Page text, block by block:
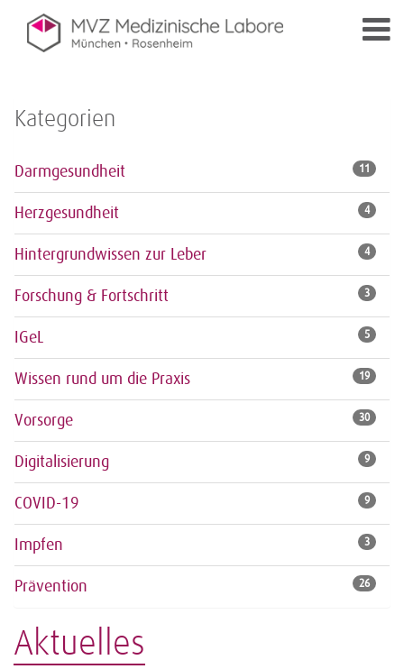
Kategorien
Darmgesundheit 11
Herzgesundheit 4
Hintergrundwissen zur Leber 4
Forschung & Fortschritt 3
IGeL 5
Wissen rund um die Praxis 19
Vorsorge 30
Digitalisierung 9
COVID-19 9
Impfen 3
Prävention 26
Aktuelles